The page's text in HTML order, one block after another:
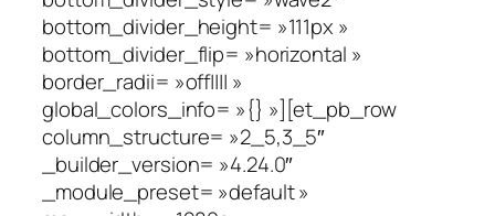
bottom_divider_height= »111px »
bottom_divider_flip= »horizontal »
border_radii= »off|||| »
global_colors_info= »{} »][et_pb_row
column_structure= »2_5,3_5″
_builder_version= »4.24.0″
_module_preset= »default »